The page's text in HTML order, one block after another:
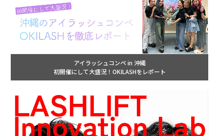
アイラッシュコンペ in 沖縄
初開催にして大盛況！OKILASHをレポート